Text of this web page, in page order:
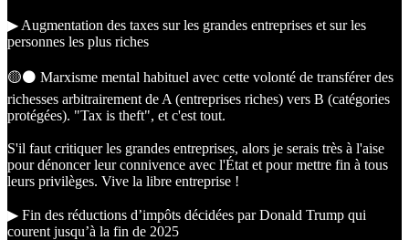
▶︎ Augmentation des taxes sur les grandes entreprises et sur les
personnes les plus riches
🟡⚫️ Marxisme mental habituel avec cette volonté de transférer des
richesses arbitrairement de A (entreprises riches) vers B (catégories
protégées). "Tax is theft", et c'est tout.
S'il faut critiquer les grandes entreprises, alors je serais très à l'aise
pour dénoncer leur connivence avec l'État et pour mettre fin à tous
leurs privilèges. Vive la libre entreprise !
▶︎ Fin des réductions d’impôts décidées par Donald Trump qui
courent jusqu’à la fin de 2025